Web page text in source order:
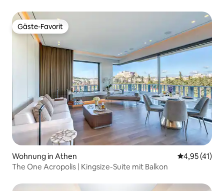
Gäste-Favorit
Gäste-Favorit
Wohnung in Athen
4,95 (41)
The One Acropolis | Kingsize-Suite mit Balkon